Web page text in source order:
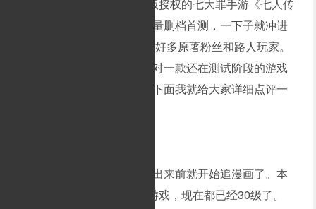
本月1日，首款讲谈社正版授权的七大罪手游《七人传
奇：英雄集结》开启安卓限量删档首测，一下子就冲进
了TapTap榜单前十，吸引了好多原著粉丝和路人玩家。
接近一半的五星满分评价，对一款还在测试阶段的游戏
来说，可是挺值得骄傲的。下面我就给大家详细点评一
我是原著老粉，正式动画出来前就开始追漫画了。本
月3日我正式下载体验这款游戏，现在都已经30级了。